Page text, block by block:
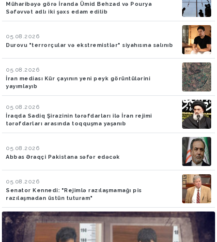
Müharibəyə görə İranda Ümid Behzad və Pourya
Səfəvvət adlı iki şəxs edam edilib
05.08.2026
Durovu "terrorçular və ekstremistlər" siyahısına salınıb
05.08.2026
İran mediası Kür çayının yeni peyk görüntülərini
yayımlayıb
05.08.2026
İraqda Sadiq Şirazinin tərəfdarları ilə İran rejimi
tərəfdarları arasında toqquşma yaşanıb
05.08.2026
Abbas Əraqçi Pakistana səfər edəcək
05.08.2026
Senator Kennedi: "Rejimlə razılaşmamağı pis
razılaşmadan üstün tuturam"